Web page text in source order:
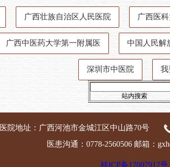
广西壮族自治区人民医院 广西医
广西中医药大学第一附属医 中国人民解
深圳市中医院 我
站内搜索
医院地址：广西河池市金城江区中山路70号
医患沟通：0778-2560506 邮箱：
桂ICP备17007917号